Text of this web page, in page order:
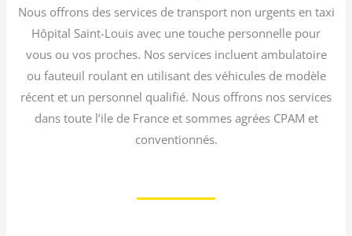
Nous offrons des services de transport non urgents en taxi
Hôpital Saint-Louis avec une touche personnelle pour
vous ou vos proches. Nos services incluent ambulatoire
ou fauteuil roulant en utilisant des véhicules de modèle
récent et un personnel qualifié. Nous offrons nos services
dans toute l’ile de France et sommes agrées CPAM et
conventionnés.